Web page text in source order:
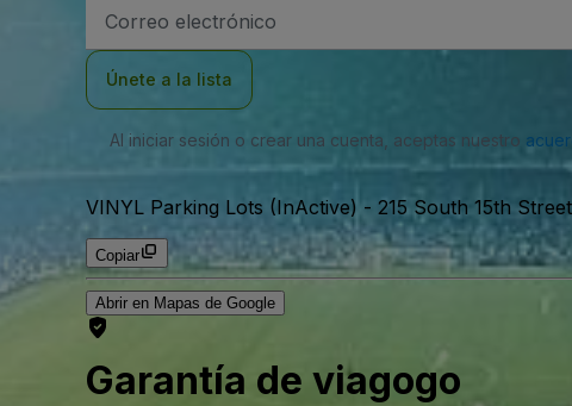
de
Únete a la lista
Al iniciar sesión o crear una cuenta, aceptas nuestro
VINYL Parking Lots (InActive) - 215 South 15th
Copiar
Abrir en Mapas de Google
Garantía de viagogo